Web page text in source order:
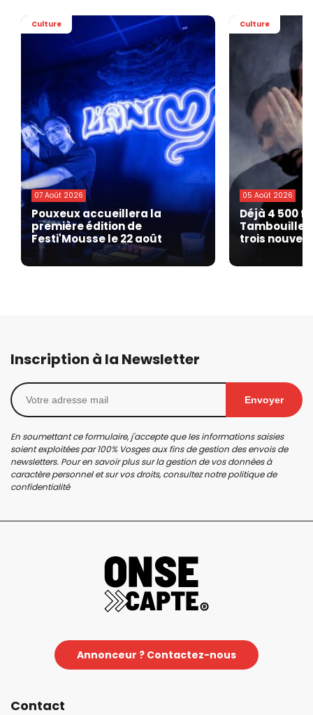
Culture
07 Août 2026
Pouxeux accueillera la
première édition de
Festi'Mousse le 22 août
Culture
05 Août 2026
Déjà 4 500
Tambouille
trois
Inscription à la Newsletter
Envoyer
En soumettant ce formulaire, j'accepte que les informations saisies
soient exploitées par 100% Vosges aux fins de gestion des envois de
newsletters. Pour en savoir plus sur la gestion de vos données à
caractère personnel et sur vos droits, consultez notrepolitique de
confidentialité
Annonceur ? Contactez-nous
Contact